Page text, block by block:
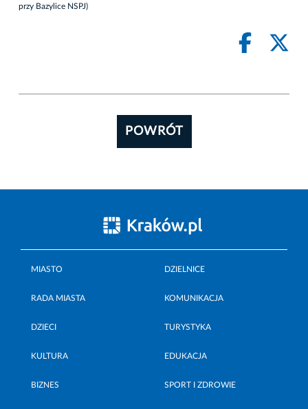
przy Bazylice NSPJ)
POWRÓT
MIASTO DZIELNICE
RADA MIASTA KOMUNIKACJA
DZIECI TURYSTYKA
KULTURA EDUKACJA
BIZNES SPORT I ZDROWIE